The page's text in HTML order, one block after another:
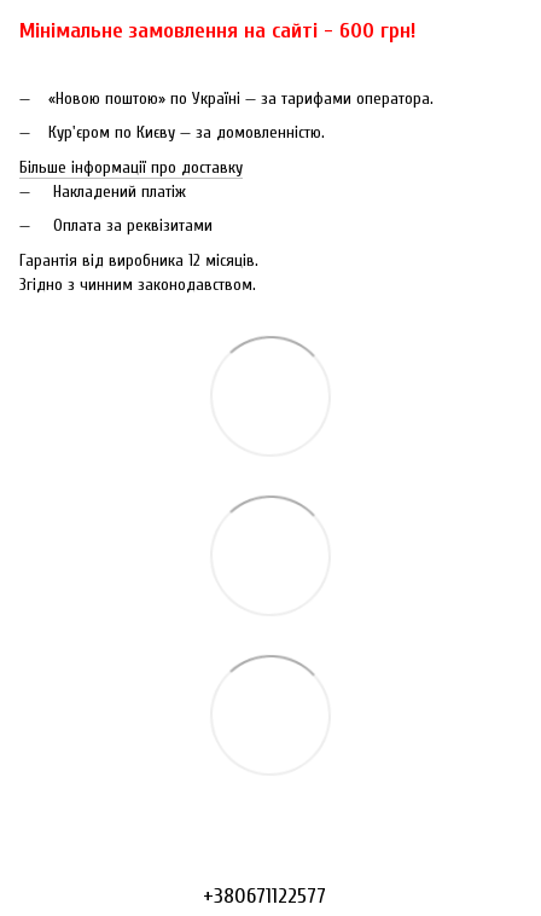
Мінімальне замовлення на сайті - 600 грн!
«Новою поштою» по Україні — за тарифами оператора.
Кур'єром по Києву — за домовленністю.
Більше інформації про доставку
Накладений платіж
Оплата за реквізитами
Гарантія від виробника 12 місяців.
Згідно з чинним законодавством.
+380671122577